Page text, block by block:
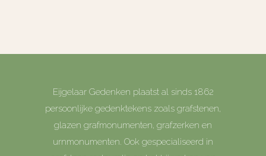
Eijgelaar Gedenken plaatst al sinds 1862
persoonlijke gedenktekens zoals grafstenen,
glazen grafmonumenten, grafzerken en
urnmonumenten. Ook gespecialiseerd in